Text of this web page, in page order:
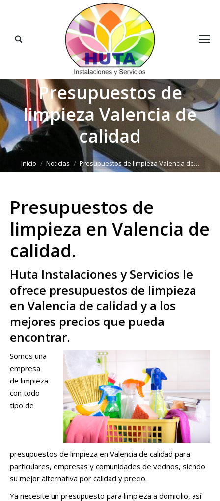
Buscar:
Presupuestos de
limpieza Valencia de
calidad
Estás aquí:
Inicio Noticias Presupuestos de limpieza Valencia de…
Presupuestos de
limpieza en Valencia de
calidad.
Huta Instalaciones y Servicios le
ofrece presupuestos de limpieza
en Valencia de calidad y a los
mejores precios que pueda
encontrar.
Somos una
empresa
de limpieza
con todo
tipo de
presupuestos de limpieza en Valencia de calidad para
particulares, empresas y comunidades de vecinos, siendo
su mejor alternativa por calidad y precio.
Ya necesite un presupuesto para limpieza a domicilio, así